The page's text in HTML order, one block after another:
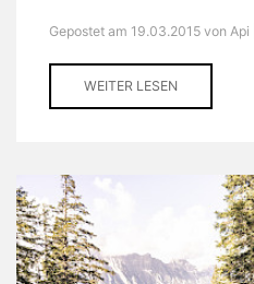
Gepostet am 19.03.2015 von Api |
WEITER LESEN